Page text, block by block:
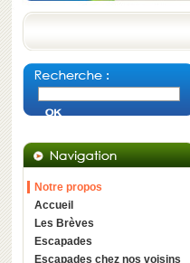
Notre propos
Accueil
Les Brèves
Escapades
Escapades chez nos voisins